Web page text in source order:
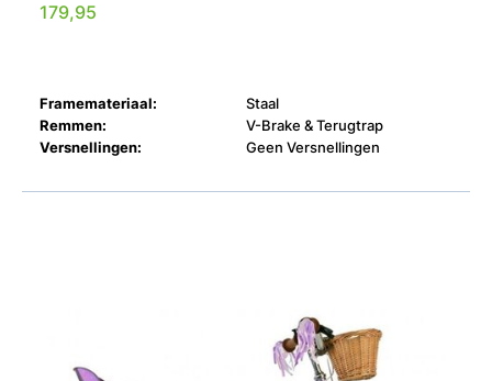
179,95
Framemateriaal:
Staal
Remmen:
V-Brake & Terugtrap
Versnellingen:
Geen Versnellingen